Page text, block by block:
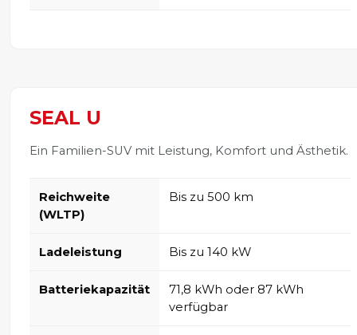
SEAL U
Ein Familien-SUV mit Leistung, Komfort und Ästhetik.
Reichweite
(WLTP)
Bis zu 500 km
Ladeleistung Bis zu 140 kW
Batteriekapazität
71,8 kWh oder 87 kWh
verfügbar